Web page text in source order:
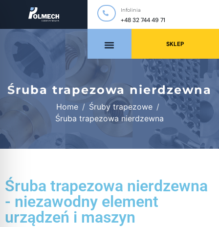
+48 32 744 49 71
Infolinia
SKLEP
Śruba trapezowa nierdzewna
Home
Śruby trapezowe
Śruba trapezowa nierdzewna
Śruba trapezowa nierdzewna
- niezawodny element
urządzeń i maszyn